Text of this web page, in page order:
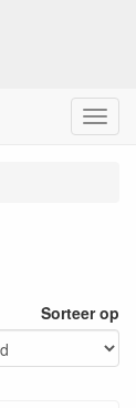
Menu
Sorteer op